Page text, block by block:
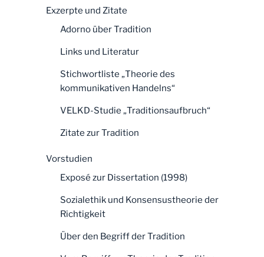
Exzerpte und Zitate
Adorno über Tradition
Links und Literatur
Stichwortliste „Theorie des
kommunikativen Handelns“
VELKD-Studie „Traditionsaufbruch“
Zitate zur Tradition
Vorstudien
Exposé zur Dissertation (1998)
Sozialethik und Konsensustheorie der
Richtigkeit
Über den Begriff der Tradition